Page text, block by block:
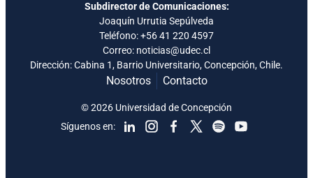
Subdirector de Comunicaciones:
Joaquín Urrutia Sepúlveda
Teléfono:+56 41 220 4597
Correo: noticias@udec.cl
Dirección: Cabina 1, Barrio Universitario, Concepción, Chile.
Nosotros Contacto
Síguenos en:
© 2026 Universidad de Concepción